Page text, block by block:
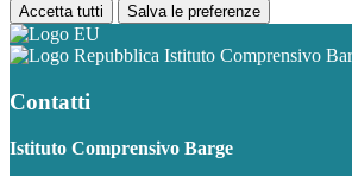
Accetta tutti Salva le preferenze
Istituto Comprensivo
Contatti
Istituto Comprensivo Barge